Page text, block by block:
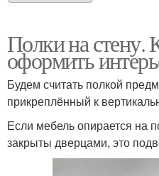
Полки на стену.
оформить
Будем считать полкой
прикреплённый к
Если мебель опирается на
закрыты дверцами, это